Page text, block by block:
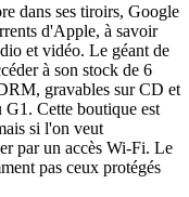
dans ses tiroirs, Google
d'Apple, à savoir
et vidéo. Le géant de
à son stock de 6
gravables sur CD et
Cette boutique est
si l'on veut
par un accès Wi-Fi. Le
pas ceux protégés